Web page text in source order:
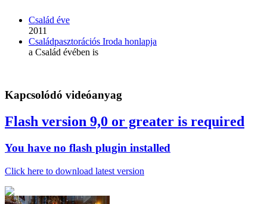
Család éve
2011
Családpasztorációs Iroda honlapja
a Család évében is
Kapcsolódó videóanyag
Flash version 9,0 or greater is required
You have no flash plugin installed
Click here to download latest version